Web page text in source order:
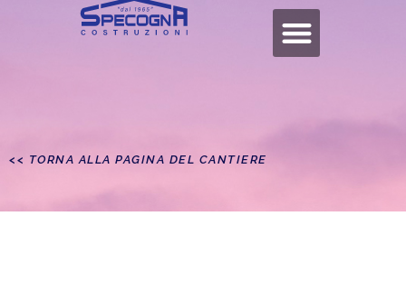
<< TORNA ALLA PAGINA DEL CANTIERE